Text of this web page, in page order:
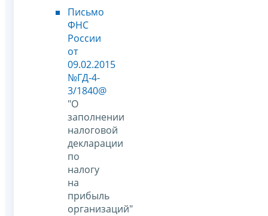
Письмо
ФНС
России
от
09.02.2015
№ГД-4-
3/1840@
"О
заполнении
налоговой
декларации
по
налогу
на
прибыль
организаций"